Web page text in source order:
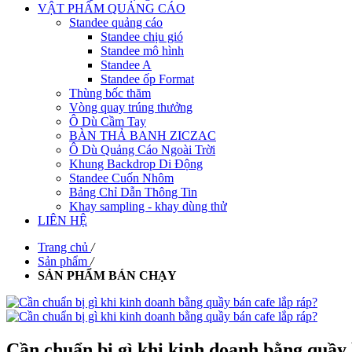
VẬT PHẨM QUẢNG CÁO
Standee quảng cáo
Standee chịu gió
Standee mô hình
Standee A
Standee ốp Format
Thùng bốc thăm
Vòng quay trúng thưởng
Ô Dù Cầm Tay
BÀN THẢ BANH ZICZAC
Ô Dù Quảng Cáo Ngoài Trời
Khung Backdrop Di Động
Standee Cuốn Nhôm
Bảng Chỉ Dẫn Thông Tin
Khay sampling - khay dùng thử
LIÊN HỆ
Trang chủ /
Sản phẩm /
SẢN PHẨM BÁN CHẠY